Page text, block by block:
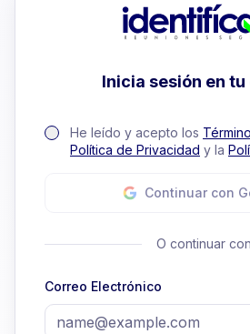
Inicia sesión en
He leído y acepto los
Política de Privacidad y la
Continuar con
O continuar con
Correo Electrónico